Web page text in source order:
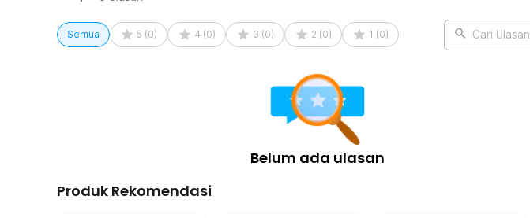
Semua 5 (0) 4 (0) 3 (0) 2 (0) 1 (0) Cari Ulasan
Belum ada ulasan
Produk Rekomendasi